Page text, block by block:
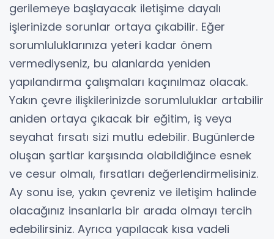
gerilemeye başlayacak iletişime dayalı
işlerinizde sorunlar ortaya çıkabilir. Eğer
sorumluluklarınıza yeteri kadar önem
vermediyseniz, bu alanlarda yeniden
yapılandırma çalışmaları kaçınılmaz olacak.
Yakın çevre ilişkilerinizde sorumluluklar artabilir
aniden ortaya çıkacak bir eğitim, iş veya
seyahat fırsatı sizi mutlu edebilir. Bugünlerde
oluşan şartlar karşısında olabildiğince esnek
ve cesur olmalı, fırsatları değerlendirmelisiniz.
Ay sonu ise, yakın çevreniz ve iletişim halinde
olacağınız insanlarla bir arada olmayı tercih
edebilirsiniz. Ayrıca yapılacak kısa vadeli